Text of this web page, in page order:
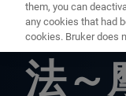
最新
法～
them, you can
any cookies that had
cookies. Bruker does